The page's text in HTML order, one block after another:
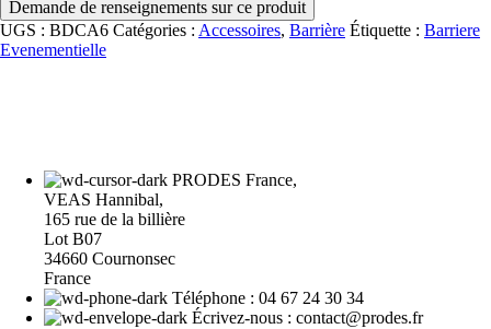
UGS : BDCA6 Catégories : Accessoires, Barrière Étiquette : Barriere
Evenementielle
PRODES France,
VEAS Hannibal,
165 rue de la billière
Lot B07
34660 Cournonsec
France
Téléphone : 04 67 24 30 34
Écrivez-nous : contact@prodes.fr